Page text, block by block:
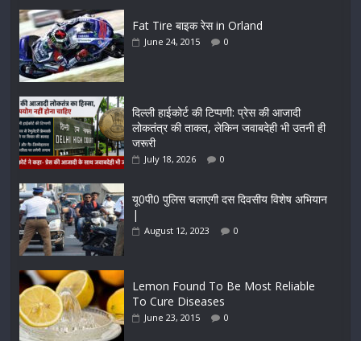
Fat Tire बाइक रेस in Orland
June 24, 2015 0
दिल्ली हाईकोर्ट की टिप्पणी: प्रेस की आजादी
लोकतंत्र की ताकत, लेकिन जवाबदेही भी उतनी ही
जरूरी
July 18, 2026 0
यू0पी0 पुलिस चलाएगी दस दिवसीय विशेष अभियान
|
August 12, 2023 0
Lemon Found To Be Most Reliable
To Cure Diseases
June 23, 2015 0